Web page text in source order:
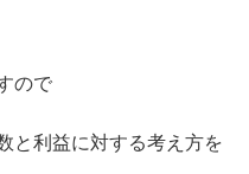
ので
と利益に対する考え方を